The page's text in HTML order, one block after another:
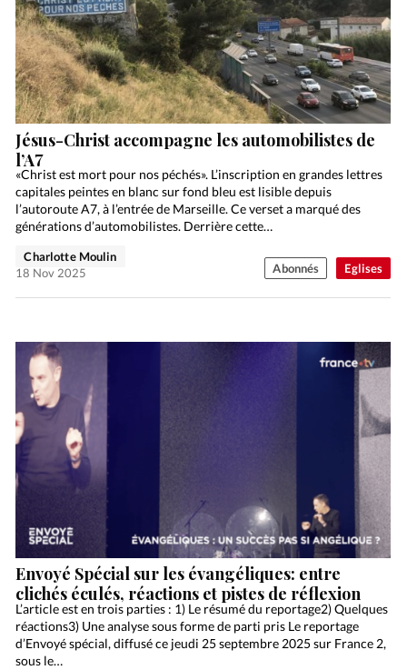
Eglises
Jésus-Christ accompagne les automobilistes de
l’A7
«Christ est mort pour nos péchés». L’inscription en grandes lettres
capitales peintes en blanc sur fond bleu est lisible depuis
l’autoroute A7, à l’entrée de Marseille. Ce verset a marqué des
générations d’automobilistes. Derrière cette…
Charlotte Moulin
18 Nov 2025
Abonnés
Envoyé Spécial sur les évangéliques: entre
clichés éculés, réactions et pistes de réflexion
L’article est en trois parties : 1) Le résumé du reportage2) Quelques
réactions3) Une analyse sous forme de parti pris Le reportage
d’Envoyé spécial, diffusé ce jeudi 25 septembre 2025 sur France 2,
sous le…